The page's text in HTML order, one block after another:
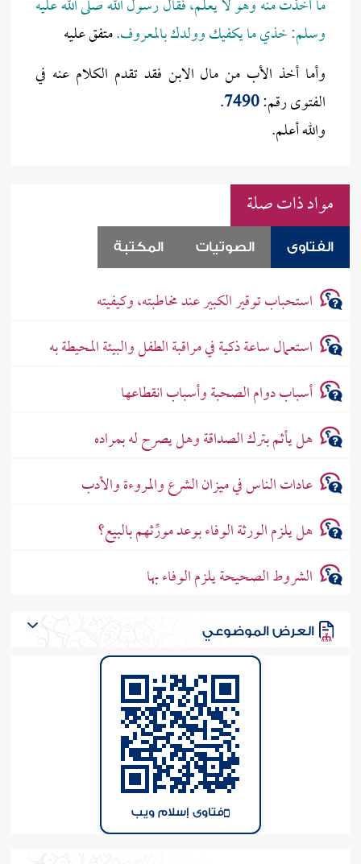
ما أخذت منه وهو لا يعلم، فقال رسول الله صلى الله عليه
وسلم: خذي ما يكفيك وولدك بالمعروف.متفق عليه
وأما أخذ الأب من مال الابن فقد تقدم الكلام عنه في
الفتوى رقم:7490
.
والله أعلم.
مواد ذات صلة
الفتاوى الصوتيات المكتبة
استحباب توقير الكبير عند مخاطبته، وكيفيته
استعمال ساعة ذكية في مراقبة الطفل والبيئة المحيطة به
أسباب دوام الصحبة وأسباب انقطاعها
هل يأثم بترك الصداقة وهل يصرح له بمراده
عادات الناس في ميزان الشرع والمروءة والأدب
هل يلزم الورثة الوفاء بوعد مورِّثهم بالبيع؟
الشروط الصحيحة يلزم الوفاء بها
العرض الموضوعي
فتاوى إسلام ويب